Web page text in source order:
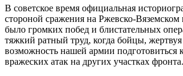
В советское время официальная
стороной сражения на Ржевско-Вяземском
было громких побед и блистательных
тяжкий ратный труд, когда бойцы,
возможность нашей армии подготовиться
вражеских атак на других участках фронта.